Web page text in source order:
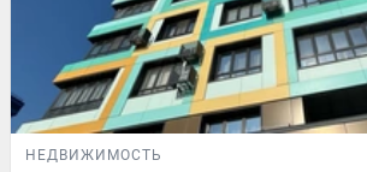
НЕДВИЖИМОСТЬ